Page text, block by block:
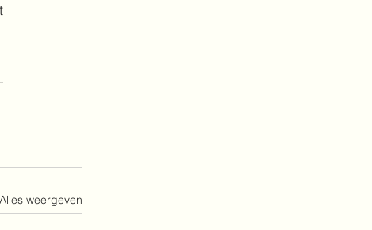
Alles weergeven